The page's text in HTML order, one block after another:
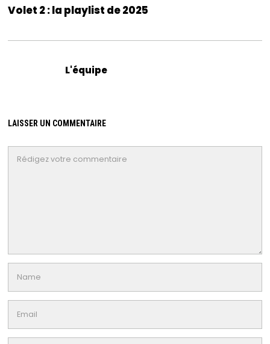
Volet 2 : la playlist de 2025
L'équipe
LAISSER UN COMMENTAIRE